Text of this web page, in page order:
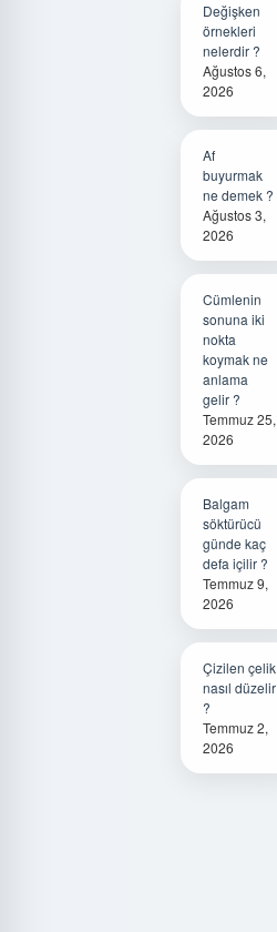
Değişken
örnekleri
nelerdir ?
Ağustos 6,
2026
Af
buyurmak
ne demek ?
Ağustos 3,
2026
Cümlenin
sonuna iki
nokta
koymak ne
anlama
gelir ?
Temmuz 25,
2026
Balgam
söktürücü
günde kaç
defa içilir ?
Temmuz 9,
2026
Çizilen çelik
nasıl düzelir
?
Temmuz 2,
2026